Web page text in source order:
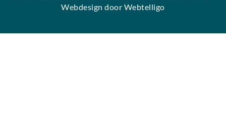
Webdesign door Webtelligo